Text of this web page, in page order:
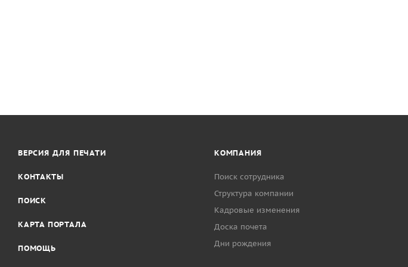
ВЕРСИЯ ДЛЯ ПЕЧАТИ
КОНТАКТЫ
ПОИСК
КАРТА ПОРТАЛА
ПОМОЩЬ
КОМПАНИЯ
Поиск сотрудника
Структура компании
Кадровые изменения
Доска почета
Дни рождения